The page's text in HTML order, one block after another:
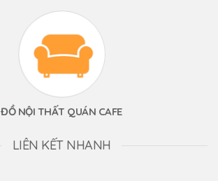
ĐỒ NỘI THẤT QUÁN CAFE
LIÊN KẾT NHANH